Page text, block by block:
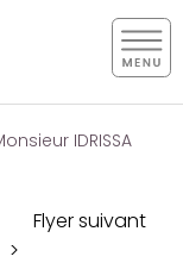
IDRISSA
Flyer suivant
>